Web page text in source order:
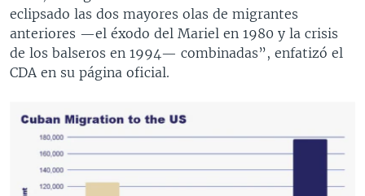
eclipsado las dos mayores olas de migrantes
anteriores —el éxodo del Mariel en 1980 y la crisis
de los balseros en 1994— combinadas”, enfatizó el
CDA en su página oficial.